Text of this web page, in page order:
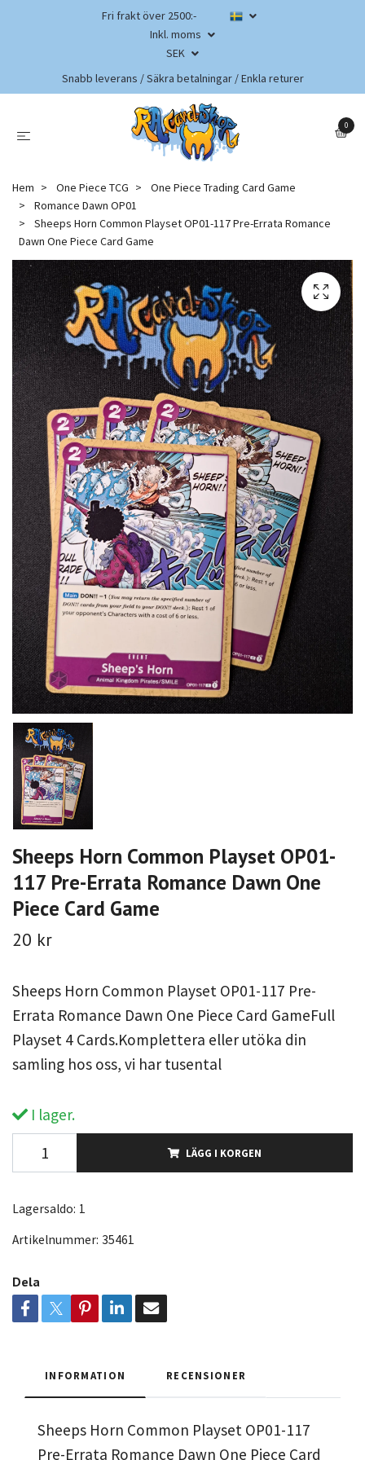
Fri frakt över 2500:-
Inkl. moms
SEK
Snabb leverans / Säkra betalningar / Enkla returer
0
Hem One Piece TCG
One Piece Trading Card Game
Romance Dawn OP01
Sheeps Horn Common Playset OP01-117 Pre-Errata Romance
Dawn One Piece Card Game
Sheeps Horn Common Playset OP01-
117 Pre-Errata Romance Dawn One
Piece Card Game
20 kr
Sheeps Horn Common Playset OP01-117 Pre-
Errata Romance Dawn One Piece Card GameFull
Playset 4 Cards.Komplettera eller utöka din
samling hos oss, vi har tusental
I lager.
LÄGG I KORGEN
Lagersaldo: 1
Artikelnummer: 35461
Dela
INFORMATION RECENSIONER
Sheeps Horn Common Playset OP01-117
Pre-Errata Romance Dawn One Piece Card